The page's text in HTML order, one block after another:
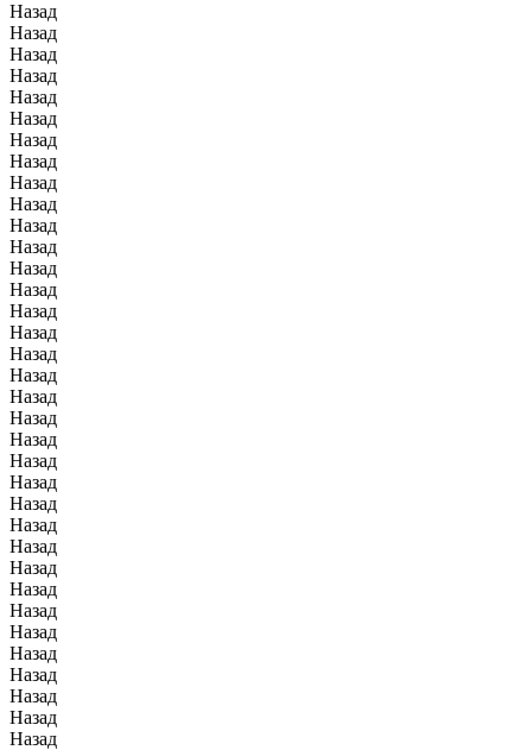
Назад
Назад
Назад
Назад
Назад
Назад
Назад
Назад
Назад
Назад
Назад
Назад
Назад
Назад
Назад
Назад
Назад
Назад
Назад
Назад
Назад
Назад
Назад
Назад
Назад
Назад
Назад
Назад
Назад
Назад
Назад
Назад
Назад
Назад
Назад